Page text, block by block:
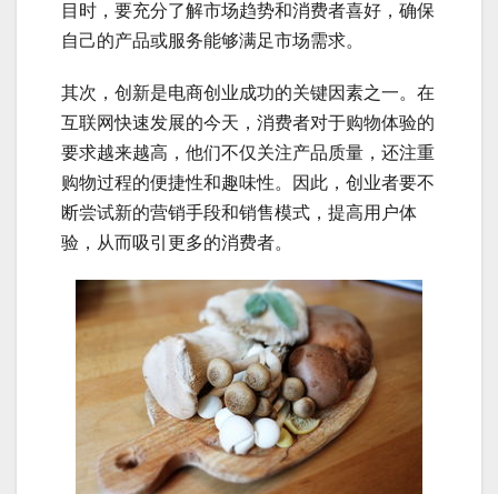
目时，要充分了解市场趋势和消费者喜好，确保
自己的产品或服务能够满足市场需求。
其次，创新是电商创业成功的关键因素之一。在
互联网快速发展的今天，消费者对于购物体验的
要求越来越高，他们不仅关注产品质量，还注重
购物过程的便捷性和趣味性。因此，创业者要不
断尝试新的营销手段和销售模式，提高用户体
验，从而吸引更多的消费者。